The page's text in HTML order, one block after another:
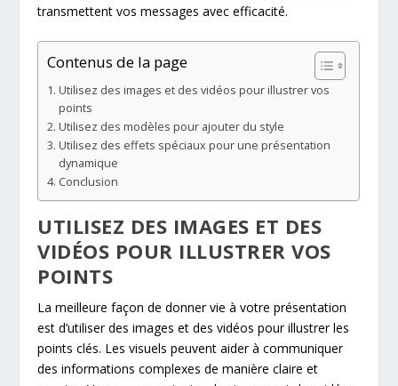
transmettent vos messages avec efficacité.
Contenus de la page
Utilisez des images et des vidéos pour illustrer vos
points
Utilisez des modèles pour ajouter du style
Utilisez des effets spéciaux pour une présentation
dynamique
Conclusion
UTILISEZ DES IMAGES ET DES
VIDÉOS POUR ILLUSTRER VOS
POINTS
La meilleure façon de donner vie à votre présentation
est d’utiliser des images et des vidéos pour illustrer les
points clés. Les visuels peuvent aider à communiquer
des informations complexes de manière claire et